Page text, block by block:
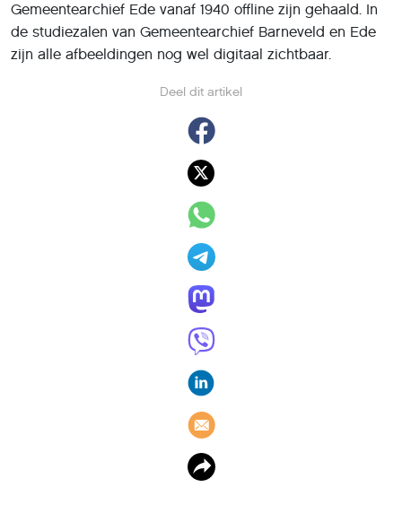
Deel dit artikel
Gemeentearchief Ede vanaf 1940 offline zijn gehaald. In
de studiezalen van Gemeentearchief Barneveld en Ede
zijn alle afbeeldingen nog wel digitaal zichtbaar.